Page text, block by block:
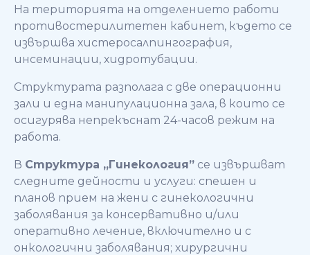
На територията на отделението работи
противостерилитетен кабинет, където се
извършва хистеросалпингография,
инсеминации, хидротубации.
Структурата разполага с две операционни
зали и една манипулационна зала, в които се
осигурява непрекъснат 24-часов режим на
работа.
В Структура „Гинекология” се извършват
следните дейности и услуги: спешен и
планов прием на жени с гинекологични
заболявания за консервативно и/или
оперативно лечение, включително и с
онкологични заболявания; хирургични